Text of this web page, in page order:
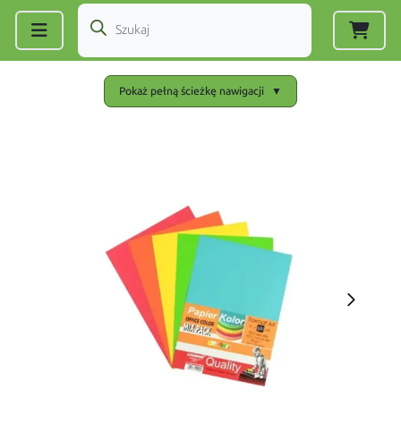
Pokaż pełną ścieżkę nawigacji ▼